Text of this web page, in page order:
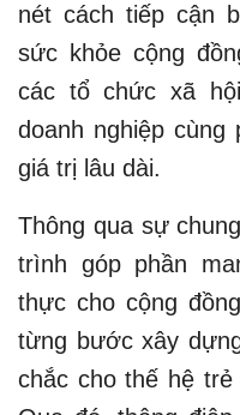
nét cách tiếp cận
sức khỏe cộng
các tổ chức xã
doanh nghiệp
giá trị lâu dài.
Thông qua sự
trình góp phần
thực cho cộng
từng bước xây
chắc cho thế hệ